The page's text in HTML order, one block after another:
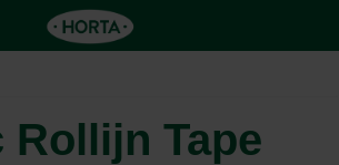
Rollijn Tape